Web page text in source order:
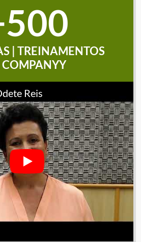
500
| TREINAMENTOS
COMPANYY
Reis